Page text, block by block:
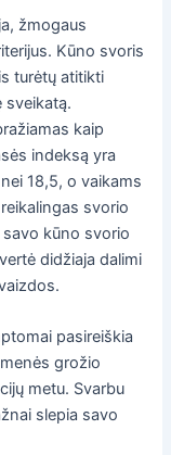
žmogaus
Kūno svoris
turėtų atitikti
sveikatą.
kaip
indeksą yra
18,5, o vaikams
svorio
kūno svorio
didžiaja dalimi
pasireiškia
grožio
metu. Svarbu
slepia savo